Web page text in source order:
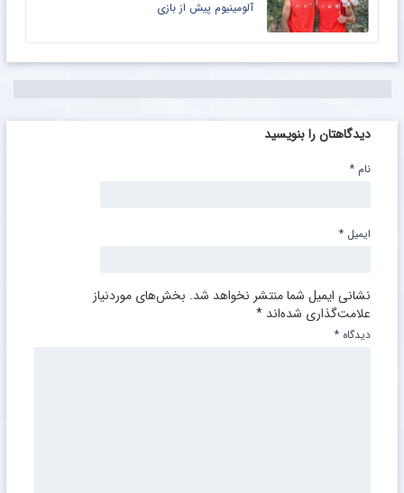
آلومینیوم پیش از بازی
دیدگاهتان را بنویسید
نشانی ایمیل شما منتشر نخواهد شد. بخش‌های موردنیاز
علامت‌گذاری شده‌اند *
دیدگاه *
نام *
ایمیل *